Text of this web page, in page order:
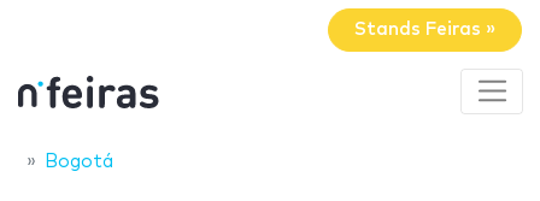
Stands Feiras »
Bogotá